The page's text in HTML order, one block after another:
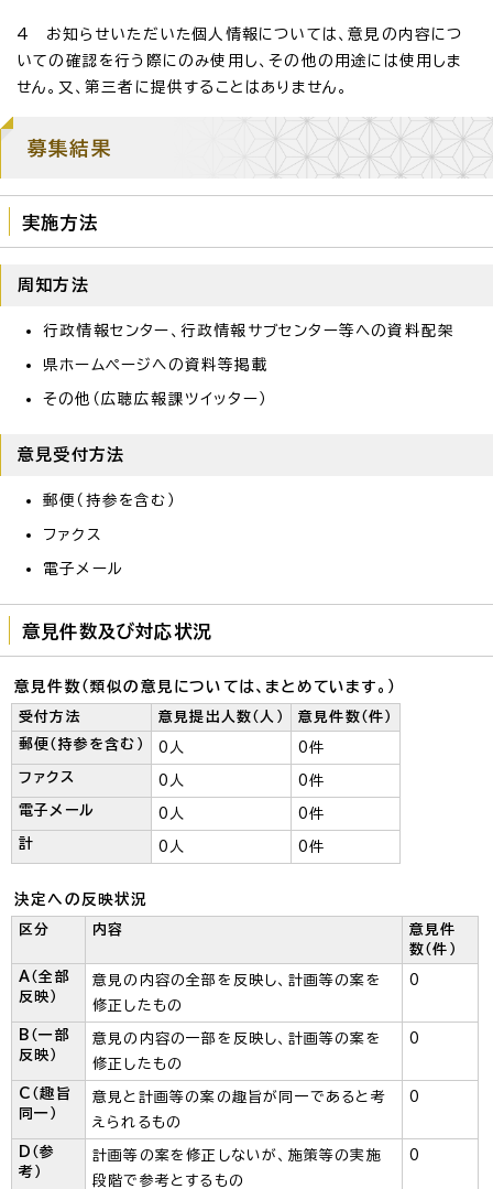
4 お知らせいただいた個人情報については、意見の内容につ
いての確認を行う際にのみ使用し、その他の用途には使用しま
せん。又、第三者に提供することはありません。
募集結果
実施方法
周知方法
行政情報センター、行政情報サブセンター等への資料配架
県ホームページへの資料等掲載
その他（広聴広報課ツイッター）
意見受付方法
郵便（持参を含む）
ファクス
電子メール
意見件数及び対応状況
意見件数（類似の意見については、まとめています。）
受付方法 意見提出人数（人）
意見件数（件）
郵便（持参を含む）
0人 0件
ファクス 0人 0件
電子メール 0人 0件
計 0人 0件
決定への反映状況
区分 内容
意見件
数（件）
A（全部
反映）
意見の内容の全部を反映し、計画等の案を
修正したもの
0
B（一部
反映）
意見の内容の一部を反映し、計画等の案を
修正したもの
0
C（趣旨
同一）
意見と計画等の案の趣旨が同一であると考
えられるもの
0
D（参
考）
計画等の案を修正しないが、施策等の実施
段階で参考とするもの
0